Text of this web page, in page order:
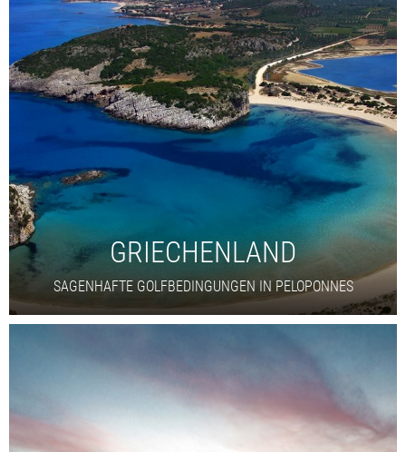
GRIECHENLAND
SAGENHAFTE GOLFBEDINGUNGEN IN PELOPONNES